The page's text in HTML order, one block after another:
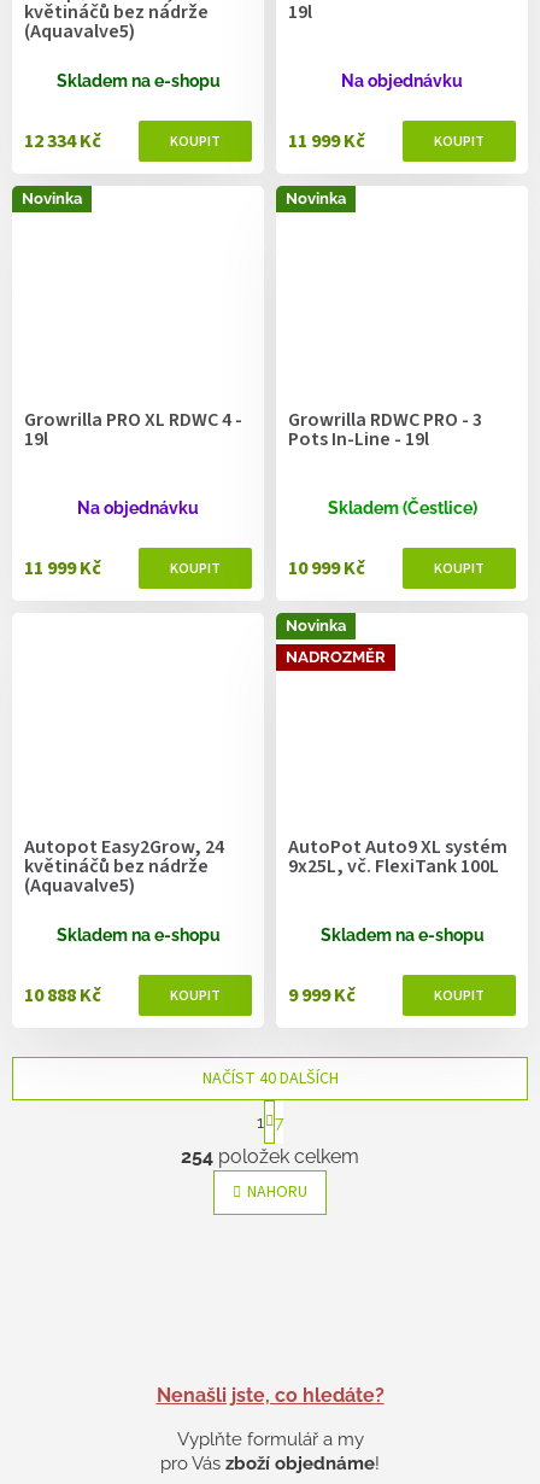
květináčů bez nádrže
(Aquavalve5)
Skladem na e-shopu
12 334 Kč
19l
Na objednávku
11 999 Kč
Novinka
Growrilla PRO XL RDWC 4 -
19l
Na objednávku
11 999 Kč
Novinka
Growrilla RDWC PRO - 3
Pots In-Line - 19l
Skladem (Čestlice)
10 999 Kč
Autopot Easy2Grow, 24
květináčů bez nádrže
(Aquavalve5)
Skladem na e-shopu
10 888 Kč
Novinka
NADROZMĚR
AutoPot Auto9 XL systém
9x25L, vč. FlexiTank 100L
Skladem na e-shopu
9 999 Kč
O
v
l
á
k
v
ý
NAČÍST 40 DALŠÍCH
S
t
r
á
n
k
1 7
254 položek celkem
NAHORU
Nenašli jste, co hledáte?
Vyplňte formulář a my
pro Vás zboží objednáme!